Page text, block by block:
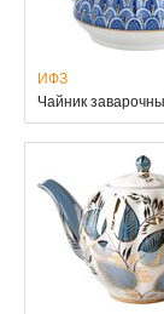
ИФЗ
Чайник